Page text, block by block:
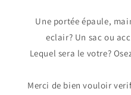
Une portée épaule,
eclair? Un sac ou
Lequel sera le votre?
Merci de bien vouloir